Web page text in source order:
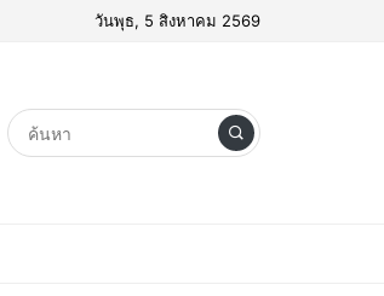
วันพุธ, 5 สิงหาคม 2569